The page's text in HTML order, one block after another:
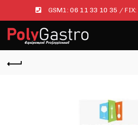
GSM1:06 11 33 10 35 / FIX: